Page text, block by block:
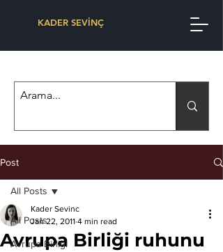
KADER SEVİNÇ
Post
All Posts
Avrupa Birliği
All Posts
Avrupa Birliği ruhunu
Kader Sevinc
Jan 22, 2011 4 min read